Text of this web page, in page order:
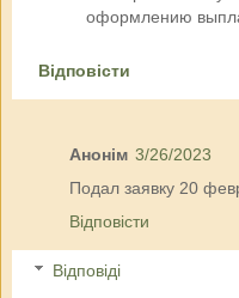
оформлению
Відповісти
Анонім 3/26/2023
Подал заявку 20
Відповісти
Відповіді